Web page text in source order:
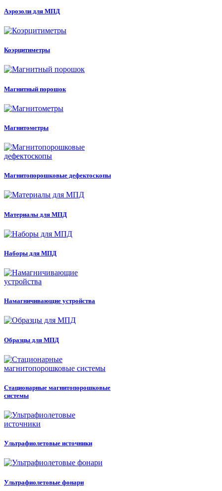
Аэрозоли для МПД
Коэрцитиметры
Магнитный порошок
Магнитометры
Магнитопорошковые дефектоскопы
Материалы для МПД
Наборы для МПД
Намагничивающие устройства
Образцы для МПД
Стационарные магнитопорошковые
системы
Ультрафиолетовые источники
Ультрафиолетовые фонари